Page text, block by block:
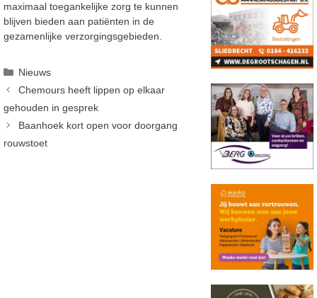
maximaal toegankelijke zorg te kunnen
blijven bieden aan patiënten in de
gezamenlijke verzorgingsgebieden.
Categorieën
Nieuws
Chemours heeft lippen op elkaar
gehouden in gesprek
Baanhoek kort open voor doorgang
rouwstoet